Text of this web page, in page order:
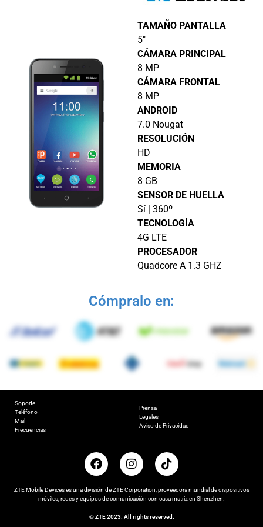
TAMAÑO PANTALLA
5″
CÁMARA PRINCIPAL
8 MP
CÁMARA FRONTAL
8 MP
ANDROID
7.0 Nougat
RESOLUCIÓN
HD
MEMORIA
8 GB
SENSOR DE HUELLA
Sí | 360º
TECNOLOGÍA
4G LTE
PROCESADOR
Quadcore A 1.3 GHZ
Cómpralo en:
Soporte
Teléfono
Mail
Frecuencias
Prensa
Legales
Aviso de Privacidad
ZTE Mobile Devices es una división de ZTE Corporation, proveedora mundial de dispositivos
móviles, redes y equipos de comunicación con casa matriz en Shenzhen.
© ZTE 2023. All rights reserved.